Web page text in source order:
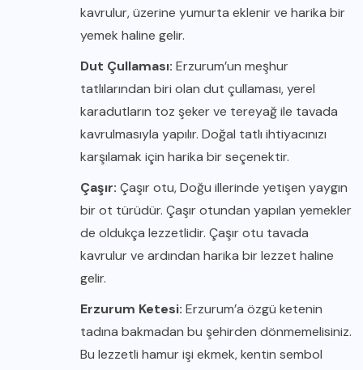
kavrulur, üzerine yumurta eklenir ve harika bir
yemek haline gelir.
Dut Çullaması: Erzurum’un meşhur
tatlılarından biri olan dut çullaması, yerel
karadutların toz şeker ve tereyağ ile tavada
kavrulmasıyla yapılır. Doğal tatlı ihtiyacınızı
karşılamak için harika bir seçenektir.
Çaşır: Çaşır otu, Doğu illerinde yetişen yaygın
bir ot türüdür. Çaşır otundan yapılan yemekler
de oldukça lezzetlidir. Çaşır otu tavada
kavrulur ve ardından harika bir lezzet haline
gelir.
Erzurum Ketesi: Erzurum’a özgü ketenin
tadına bakmadan bu şehirden dönmemelisiniz.
Bu lezzetli hamur işi ekmek, kentin sembol